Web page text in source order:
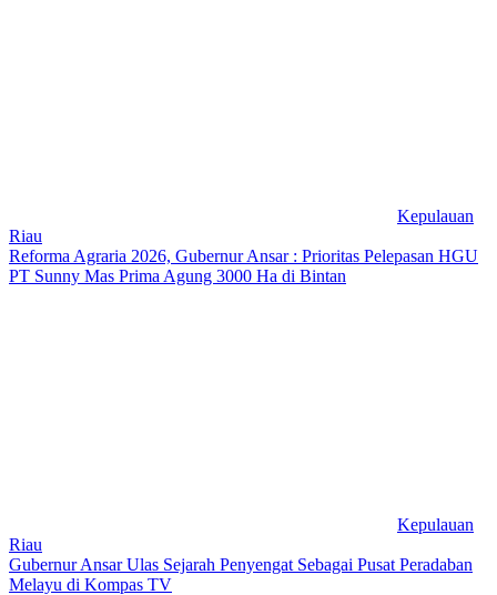
Kepulauan
Riau
Reforma Agraria 2026, Gubernur Ansar : Prioritas Pelepasan HGU
PT Sunny Mas Prima Agung 3000 Ha di Bintan
Kepulauan
Riau
Gubernur Ansar Ulas Sejarah Penyengat Sebagai Pusat Peradaban
Melayu di Kompas TV